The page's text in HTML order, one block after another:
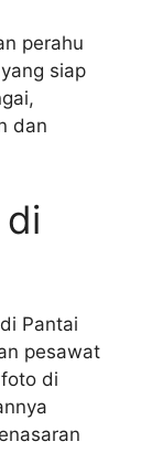
perahu
siap
dan
Pantai
pesawat
di